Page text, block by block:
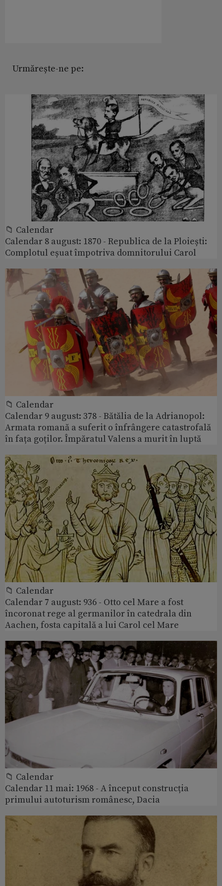
Urmărește-ne pe:
📁 Calendar
Calendar 8 august: 1870 - Republica de la Ploiești:
Complotul eșuat împotriva domnitorului Carol
📁 Calendar
Calendar 9 august: 378 - Bătălia de la Adrianopol:
Armata romană a suferit o înfrângere catastrofală
în fața goților. Împăratul Valens a murit în luptă
📁 Calendar
Calendar 7 august: 936 - Otto cel Mare a fost
încoronat rege al germanilor în catedrala din
Aachen, fosta capitală a lui Carol cel Mare
📁 Calendar
Calendar 11 mai: 1968 - A început construcția
primului autoturism românesc, Dacia